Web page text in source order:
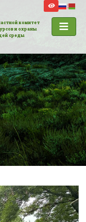
комитет
и охраны
среды